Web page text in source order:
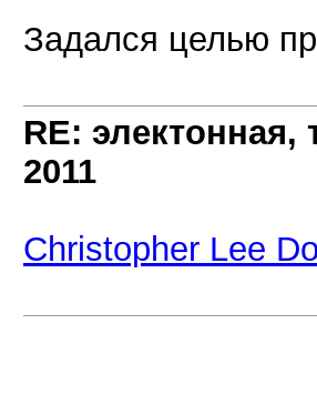
Задался целью
RE:
2011
Christopher Lee